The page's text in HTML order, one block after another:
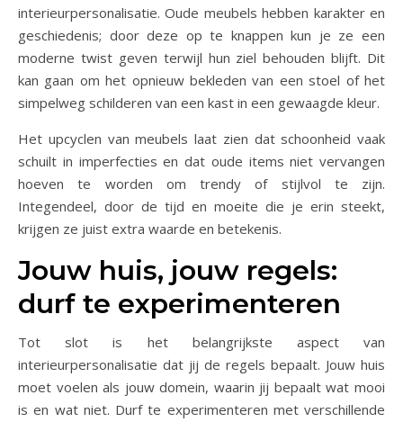
interieurpersonalisatie. Oude meubels hebben karakter en
geschiedenis; door deze op te knappen kun je ze een
moderne twist geven terwijl hun ziel behouden blijft. Dit
kan gaan om het opnieuw bekleden van een stoel of het
simpelweg schilderen van een kast in een gewaagde kleur.
Het upcyclen van meubels laat zien dat schoonheid vaak
schuilt in imperfecties en dat oude items niet vervangen
hoeven te worden om trendy of stijlvol te zijn.
Integendeel, door de tijd en moeite die je erin steekt,
krijgen ze juist extra waarde en betekenis.
Jouw huis, jouw regels:
durf te experimenteren
Tot slot is het belangrijkste aspect van
interieurpersonalisatie dat jij de regels bepaalt. Jouw huis
moet voelen als jouw domein, waarin jij bepaalt wat mooi
is en wat niet. Durf te experimenteren met verschillende